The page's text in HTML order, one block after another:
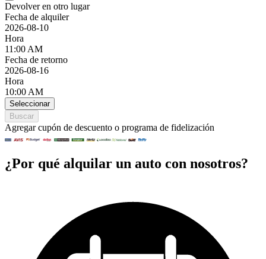
Devolver en otro lugar
Fecha de alquiler
2026-08-10
Hora
11:00 AM
Fecha de retorno
2026-08-16
Hora
10:00 AM
Seleccionar
Buscar
Agregar cupón de descuento o programa de fidelización
¿Por qué alquilar un auto con nosotros?